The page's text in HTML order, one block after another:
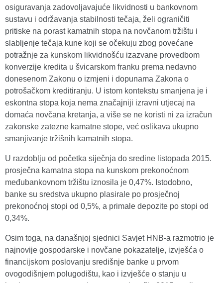
osiguravanja zadovoljavajuće likvidnosti u bankovnom
sustavu i održavanja stabilnosti tečaja, želi ograničiti
pritiske na porast kamatnih stopa na novčanom tržištu i
slabljenje tečaja kune koji se očekuju zbog povećane
potražnje za kunskom likvidnošću izazvane provedbom
konverzije kredita u švicarskom franku prema nedavno
donesenom Zakonu o izmjeni i dopunama Zakona o
potrošačkom kreditiranju. U istom kontekstu smanjena je i
eskontna stopa koja nema značajniji izravni utjecaj na
domaća novčana kretanja, a više se ne koristi ni za izračun
zakonske zatezne kamatne stope, već oslikava ukupno
smanjivanje tržišnih kamatnih stopa.
U razdoblju od početka siječnja do sredine listopada 2015.
prosječna kamatna stopa na kunskom prekonoćnom
međubankovnom tržištu iznosila je 0,47%. Istodobno,
banke su sredstva ukupno plasirale po prosječnoj
prekonoćnoj stopi od 0,5%, a primale depozite po stopi od
0,34%.
Osim toga, na današnjoj sjednici Savjet HNB-a razmotrio je
najnovije gospodarske i novčane pokazatelje, izvješća o
financijskom poslovanju središnje banke u prvom
ovogodišnjem polugodištu, kao i izvješće o stanju u